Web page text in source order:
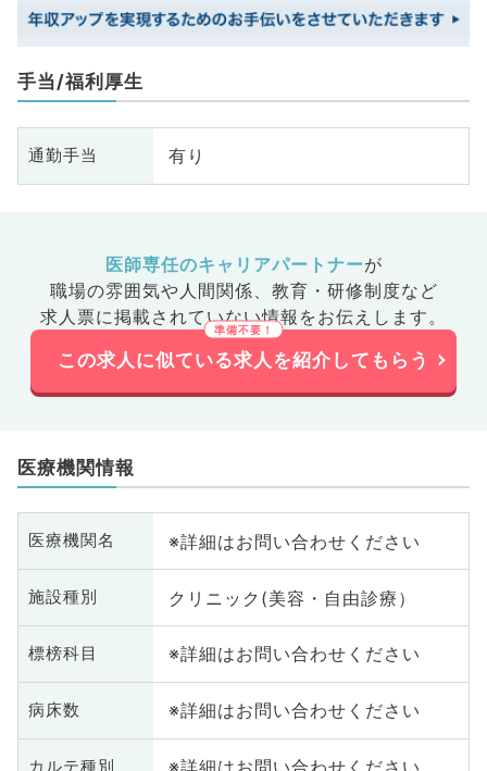
手当/福利厚生
通勤手当 有り
医師専任のキャリアパートナーが
職場の雰囲気や人間関係、 教育・研修制度など
求人票に掲載されていない情報をお伝えします。
この求人に似ている求人を紹介してもらう
医療機関情報
医療機関名 ※詳細はお問い合わせください
施設種別 クリニック(美容・自由診療）
標榜科目 ※詳細はお問い合わせください
病床数 ※詳細はお問い合わせください
カルテ種別